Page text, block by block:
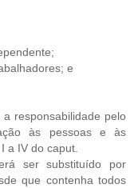
e
responsabilidade pelo
às pessoas e às
a IV do caput.
ser substituído por
que contenha todos